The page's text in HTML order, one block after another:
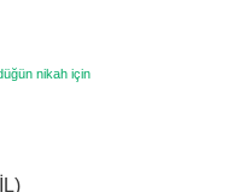
nikah için